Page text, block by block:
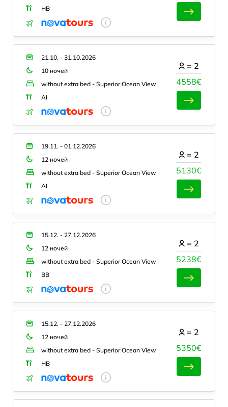
HB
21.10. - 31.10.2026
10 ночей
without extra bed - Superior Ocean View
AI
4558€
= 2
19.11. - 01.12.2026
12 ночей
without extra bed - Superior Ocean View
AI
5130€
= 2
15.12. - 27.12.2026
12 ночей
without extra bed - Superior Ocean View
BB
5238€
= 2
15.12. - 27.12.2026
12 ночей
without extra bed - Superior Ocean View
HB
5350€
= 2